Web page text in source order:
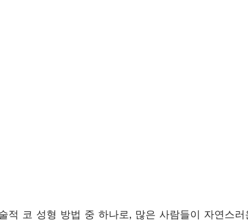
적 코 성형 방법 중 하나로, 많은 사람들이 자연스러